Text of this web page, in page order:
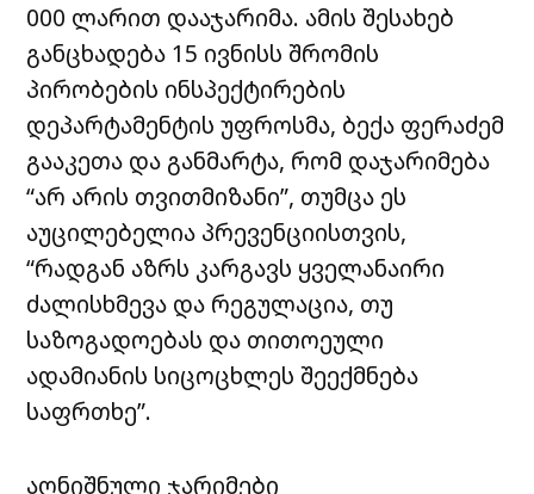
000 ლარით დააჯარიმა. ამის შესახებ
განცხადება 15 ივნისს შრომის
პირობების ინსპექტირების
დეპარტამენტის უფროსმა, ბექა ფერაძემ
გააკეთა და განმარტა, რომ დაჯარიმება
“არ არის თვითმიზანი”, თუმცა ეს
აუცილებელია პრევენციისთვის,
“რადგან აზრს კარგავს ყველანაირი
ძალისხმევა და რეგულაცია, თუ
საზოგადოებას და თითოეული
ადამიანის სიცოცხლეს შეექმნება
საფრთხე”.
აღნიშნული ჯარიმები